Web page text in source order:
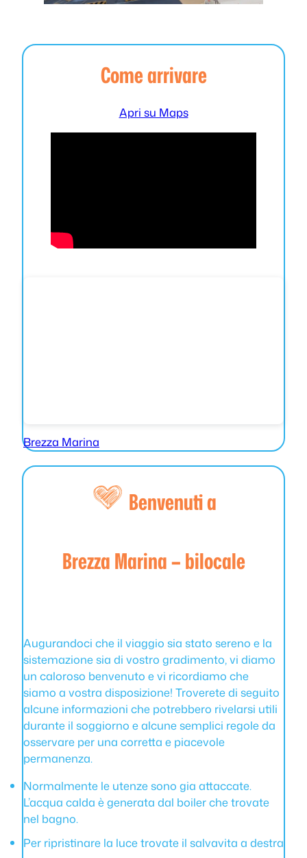
Come arrivare
Apri su Maps
Brezza Marina
Benvenuti a
Brezza Marina – bilocale
Augurandoci che il viaggio sia stato sereno e la
sistemazione sia di vostro gradimento, vi diamo
un caloroso benvenuto e vi ricordiamo che
siamo a vostra disposizione! Troverete di seguito
alcune informazioni che potrebbero rivelarsi utili
durante il soggiorno e alcune semplici regole da
osservare per una corretta e piacevole
permanenza.
Normalmente le utenze sono gia attaccate.
L’acqua calda è generata dal boiler che trovate
nel bagno.
Per ripristinare la luce trovate il salvavita a destra